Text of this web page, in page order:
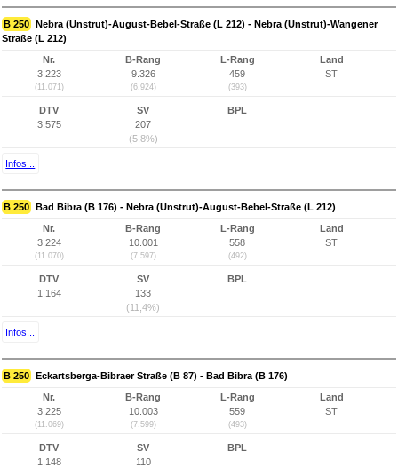
B 250 Nebra (Unstrut)-August-Bebel-Straße (L 212) - Nebra (Unstrut)-Wangener
Straße (L 212)
Nr.
3.223
(11.071)
B-Rang
9.326
(6.924)
L-Rang
459
(393)
Land
ST
DTV
3.575
SV
207
(5,8%)
BPL
Infos...
B 250 Bad Bibra (B 176) - Nebra (Unstrut)-August-Bebel-Straße (L 212)
Nr.
3.224
(11.070)
B-Rang
10.001
(7.597)
L-Rang
558
(492)
Land
ST
DTV
1.164
SV
133
(11,4%)
BPL
Infos...
B 250 Eckartsberga-Bibraer Straße (B 87) - Bad Bibra (B 176)
Nr.
3.225
(11.069)
B-Rang
10.003
(7.599)
L-Rang
559
(493)
Land
ST
DTV
1.148
SV
110
BPL